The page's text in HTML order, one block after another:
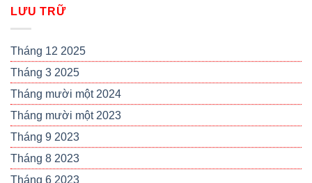
LƯU TRỮ
Tháng 12 2025
Tháng 3 2025
Tháng mười một 2024
Tháng mười một 2023
Tháng 9 2023
Tháng 8 2023
Tháng 6 2023